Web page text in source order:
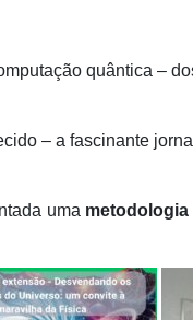
quântica –
– a fascinante
uma metodologia